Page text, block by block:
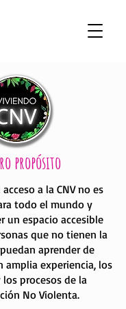
propósito
a la CNV no es
todo el mundo y
un espacio accesible
que no tienen la
aprender de
amplia experiencia, los
procesos de la
No Violenta.